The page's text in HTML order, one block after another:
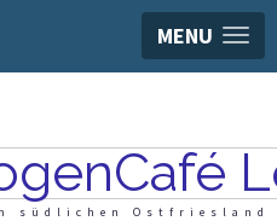
MENU
südlichen Ostfriesland